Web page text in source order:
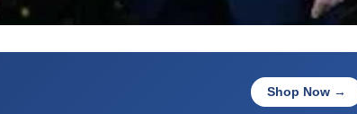
Shop Now →